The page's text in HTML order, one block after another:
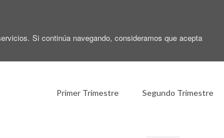
Si continúa navegando, consideramos que acepta
Primer Trimestre Segundo Trimestre